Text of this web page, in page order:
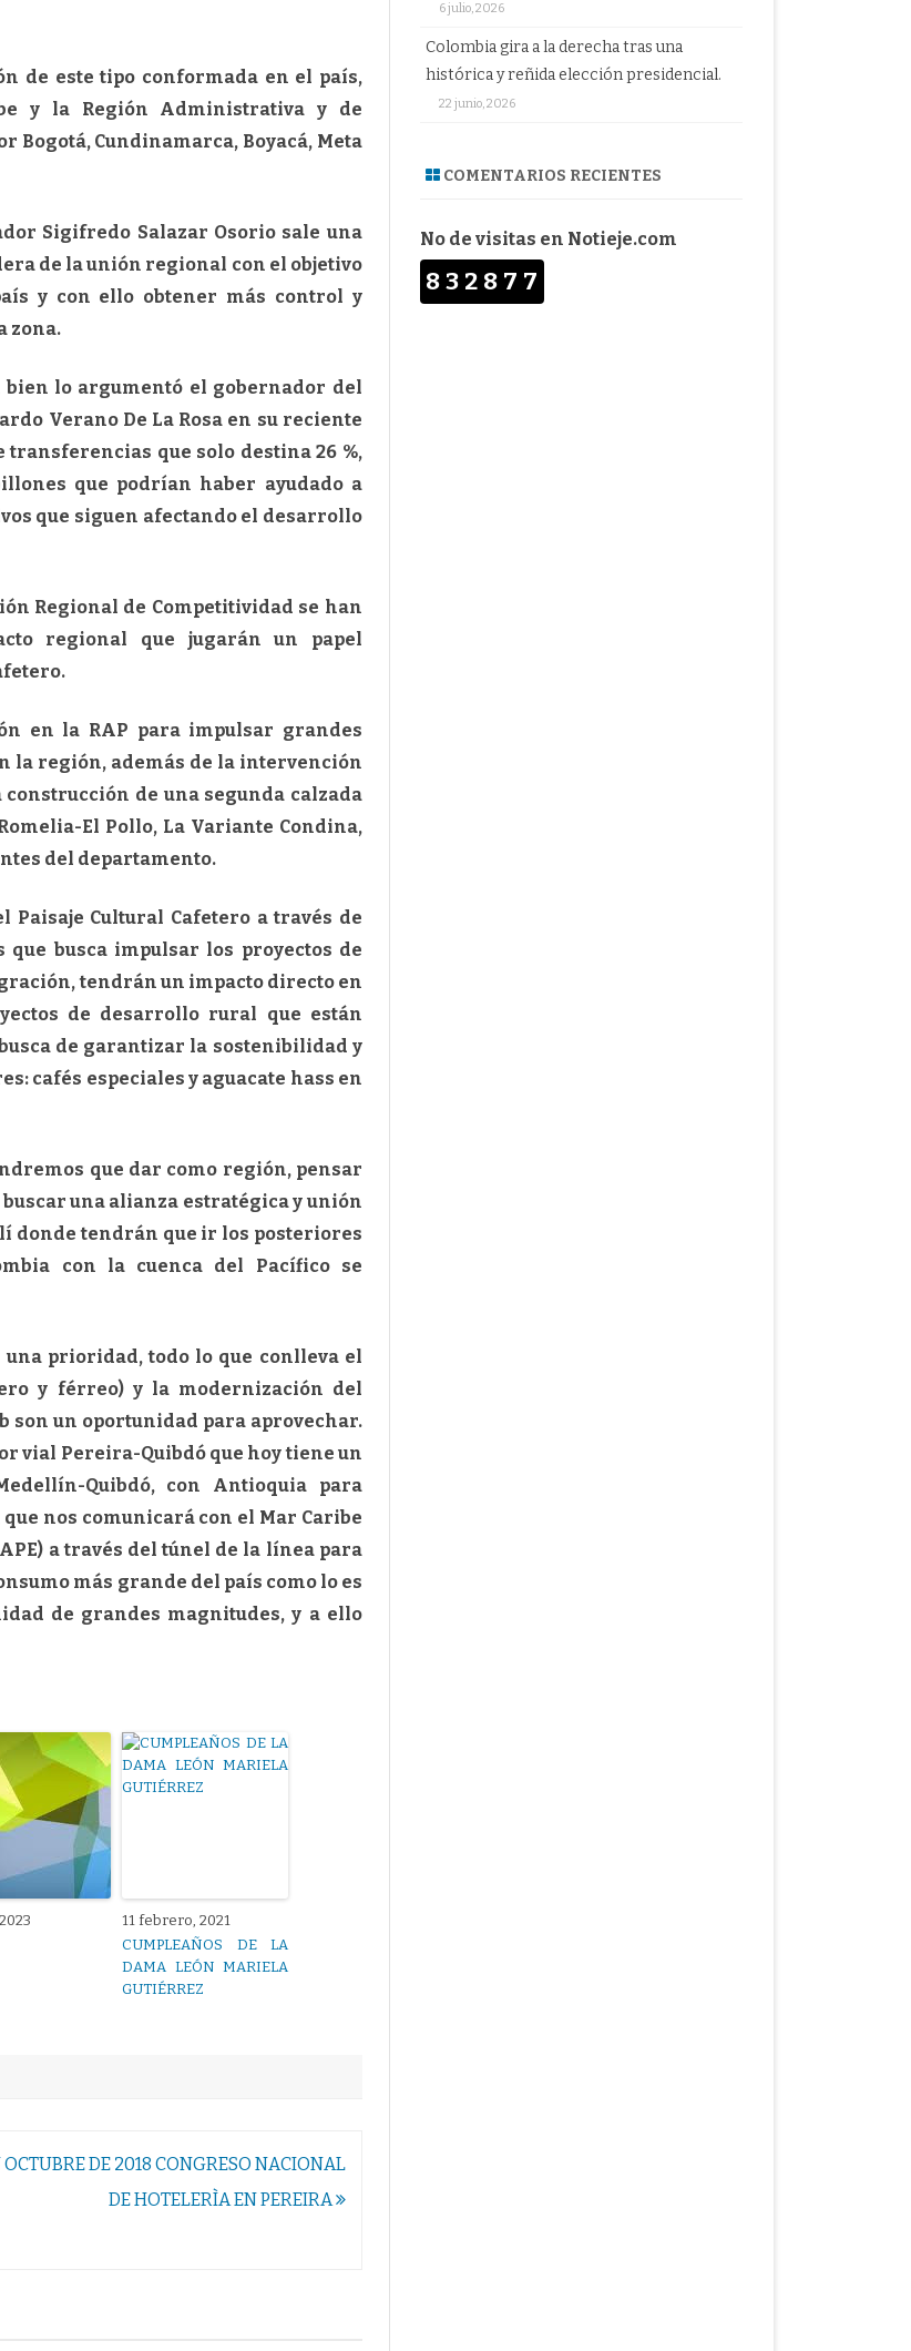
de este tipo conformada en el país,
y la Región Administrativa y de
Bogotá, Cundinamarca, Boyacá, Meta
Sigifredo Salazar Osorio sale una
de la unión regional con el objetivo
y con ello obtener más control y
zona.
bien lo argumentó el gobernador del
Verano De La Rosa en su reciente
que solo destina 26 %,
que podrían haber ayudado a
que siguen afectando el desarrollo
Regional de Competitividad se han
regional que jugarán un papel
en la RAP para impulsar grandes
la región, además de la intervención
de una segunda calzada
El Pollo, La Variante Condina,
del departamento.
Cultural Cafetero a través de
busca impulsar los proyectos de
tendrán un impacto directo en
de desarrollo rural que están
de garantizar la sostenibilidad y
cafés especiales y aguacate hass en
que dar como región, pensar
una alianza estratégica y unión
donde tendrán que ir los posteriores
con la cuenca del Pacífico se
prioridad, todo lo que conlleva el
y férreo) y la modernización del
son un oportunidad para aprovechar.
vial Pereira-Quibdó que hoy tiene un
Quibdó, con Antioquia para
nos comunicará con el Mar Caribe
a través del túnel de la línea para
más grande del país como lo es
de grandes magnitudes, y a ello
11 febrero, 2021
CUMPLEAÑOS DE LA
DAMA LEÓN MARIELA
GUTIÉRREZ
OCTUBRE DE 2018 CONGRESO NACIONAL
DE HOTELERÌA EN PEREIRA
6 julio, 2026
Colombia gira a la derecha tras una
histórica y reñida elección presidencial.
22 junio, 2026
COMENTARIOS RECIENTES
No de visitas en Notieje.com
832877